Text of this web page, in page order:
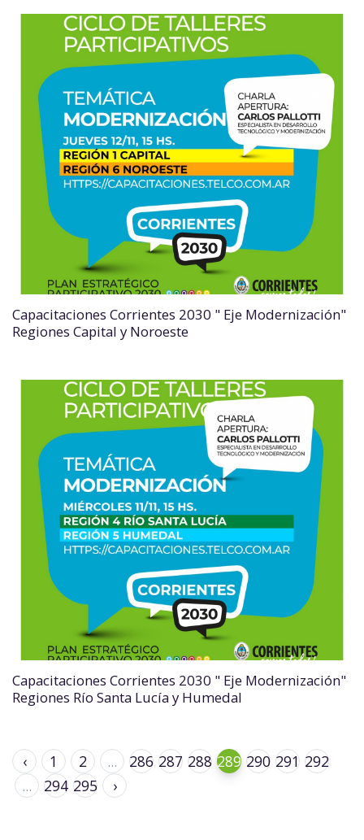
Capacitaciones Corrientes 2030 " Eje Modernización"
Regiones Capital y Noroeste
Capacitaciones Corrientes 2030 " Eje Modernización"
Regiones Río Santa Lucía y Humedal
‹ 1 2 ... 286 287 288 289 290 291 292
...
294 295 ›